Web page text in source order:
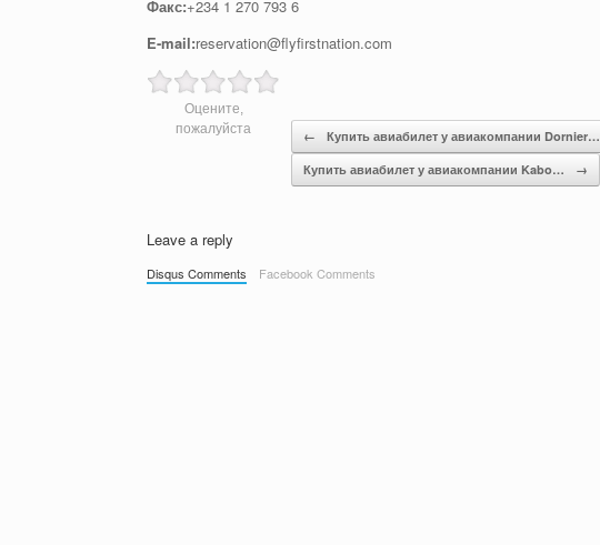
Факс:+234 1 270 793 6
E-mail:reservation@flyfirstnation.com
Оцените,
пожалуйста
Post navigation ←
Купить авиабилет у авиакомпании Dornier…
Купить авиабилет у авиакомпании Kabo…
→
Leave a reply
Disqus Comments Facebook Comments